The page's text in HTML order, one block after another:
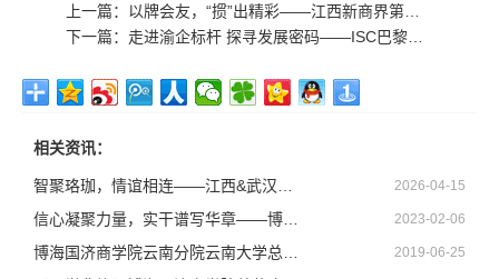
上一篇： 以牌会友，“掼”出精彩——江西新商界第四届企业家掼蛋友谊赛圆满举行
下一篇： 走进渝企标杆 探寻发展密码——ISC巴黎高商企业家创新与创业硕士学位班（2024级）重庆走访活动
相关资讯：
2026-04-15
2023-02-06
2019-06-25